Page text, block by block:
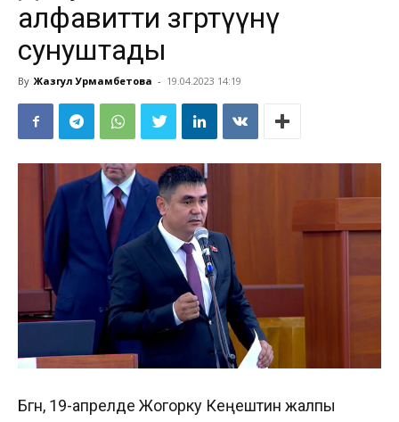
алфавитти өзгөртүүнү
сунуштады
By Жазгул Урмамбетова - 19.04.2023 14:19
Бүгүн, 19-апрелде Жогорку Кеңештин жалпы